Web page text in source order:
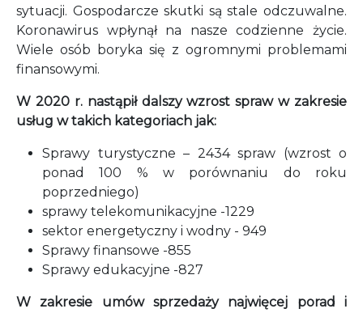
sytuacji. Gospodarcze skutki są stale odczuwalne.
Koronawirus wpłynął na nasze codzienne życie.
Wiele osób boryka się z ogromnymi problemami
finansowymi.
W 2020 r. nastąpił dalszy wzrost spraw w zakresie
usług w takich kategoriach jak:
Sprawy turystyczne – 2434 spraw (wzrost o
ponad 100 % w porównaniu do roku
poprzedniego)
sprawy telekomunikacyjne -1229
sektor energetyczny i wodny - 949
Sprawy finansowe -855
Sprawy edukacyjne -827
W zakresie umów sprzedaży najwięcej porad i